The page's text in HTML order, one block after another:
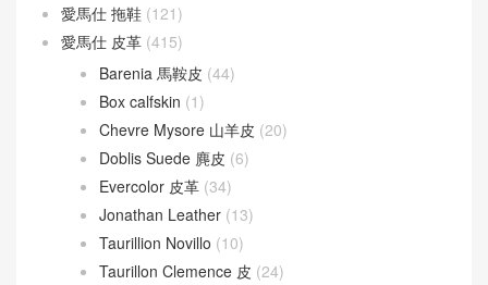
愛馬仕 拖鞋 (121)
愛馬仕 皮革 (415)
Barenia 馬鞍皮 (44)
Box calfskin (1)
Chevre Mysore 山羊皮 (20)
Doblis Suede 麂皮 (6)
Evercolor 皮革 (34)
Jonathan Leather (13)
Taurillion Novillo (10)
Taurillon Clemence 皮 (24)